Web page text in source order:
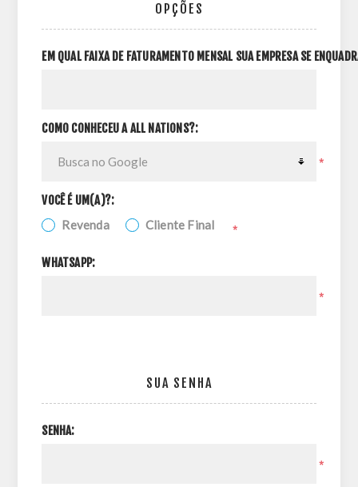
OPÇÕES
EM QUAL FAIXA DE FATURAMENTO MENSAL SUA EMPRESA SE
COMO CONHECEU A ALL NATIONS?:
*
VOCÊ É UM(A)?:
Revenda Cliente Final *
WHATSAPP:
*
SUA SENHA
SENHA:
*